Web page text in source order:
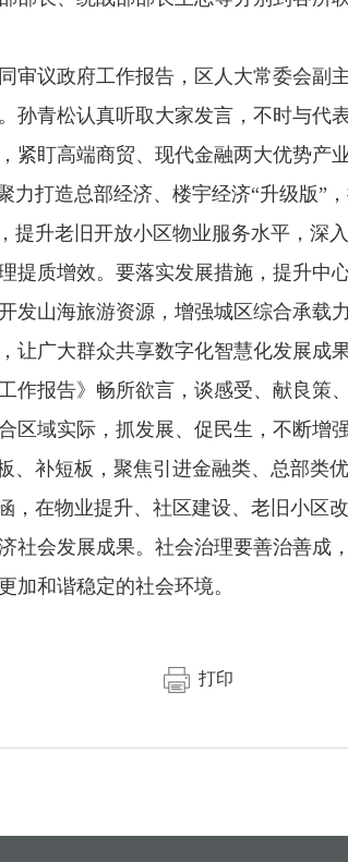
审议政府工作报告，区人大常委会副
青松认真听取大家发言，不时与代表
紧盯高端商贸、现代金融两大优势产
力打造总部经济、楼宇经济“升级版”
提升老旧开放小区物业服务水平，深
提质增效。要落实发展措施，提升中
发山海旅游资源，增强城区综合承载
广大群众共享数字化智慧化发展成
作报告》畅所欲言，谈感受、献良策
区域实际，抓发展、促民生，不断增
、补短板，聚焦引进金融类、总部类
，在物业提升、社区建设、老旧小区
社会发展成果。社会治理要善治善成
加和谐稳定的社会环境。
打印